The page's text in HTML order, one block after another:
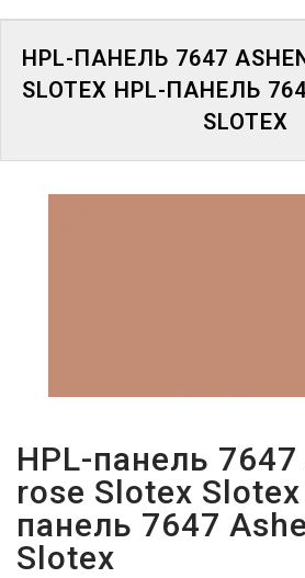
ПАНЕЛИ
HPL-ПАНЕЛЬ 7647
SLOTEX HPL-ПАНЕЛЬ
SLOTEX
HPL-панель 7647
rose Slotex Slotex
панель 7647
Slotex